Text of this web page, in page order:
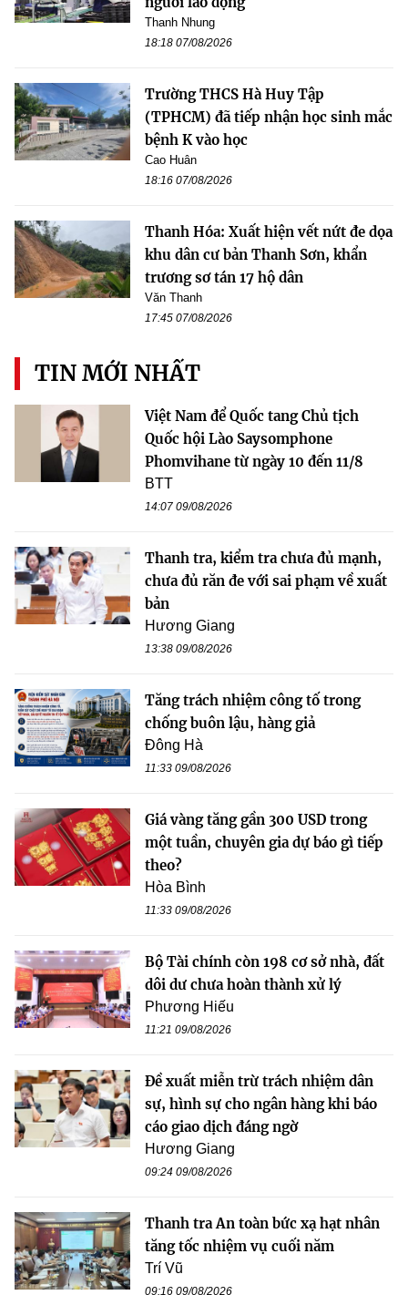
Thanh Nhung
18:18 07/08/2026
Trường THCS Hà Huy Tập
(TPHCM) đã tiếp nhận học sinh mắc
bệnh K vào học
Cao Huân
18:16 07/08/2026
Thanh Hóa: Xuất hiện vết nứt đe dọa
khu dân cư bản Thanh Sơn, khẩn
trương sơ tán 17 hộ dân
Văn Thanh
17:45 07/08/2026
TIN MỚI NHẤT
Việt Nam để Quốc tang Chủ tịch
Quốc hội Lào Saysomphone
Phomvihane từ ngày 10 đến 11/8
BTT
14:07 09/08/2026
Thanh tra, kiểm tra chưa đủ mạnh,
chưa đủ răn đe với sai phạm về xuất
bản
Hương Giang
13:38 09/08/2026
Tăng trách nhiệm công tố trong
chống buôn lậu, hàng giả
Đông Hà
11:33 09/08/2026
Giá vàng tăng gần 300 USD trong
một tuần, chuyên gia dự báo gì tiếp
theo?
Hòa Bình
11:33 09/08/2026
Bộ Tài chính còn 198 cơ sở nhà, đất
dôi dư chưa hoàn thành xử lý
Phương Hiếu
11:21 09/08/2026
Đề xuất miễn trừ trách nhiệm dân
sự, hình sự cho ngân hàng khi báo
cáo giao dịch đáng ngờ
Hương Giang
09:24 09/08/2026
Thanh tra An toàn bức xạ hạt nhân
tăng tốc nhiệm vụ cuối năm
Trí Vũ
09:16 09/08/2026